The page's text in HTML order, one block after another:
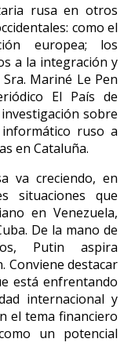
rusa en otros
como el
europea; los
a la integración y
Mariné Le Pen
El País de
sobre
ruso a
en Cataluña.
va creciendo, en
situaciones que
en Venezuela,
De la mano de
Putin aspira
Conviene destacar
está enfrentando
internacional y
el tema financiero
un potencial